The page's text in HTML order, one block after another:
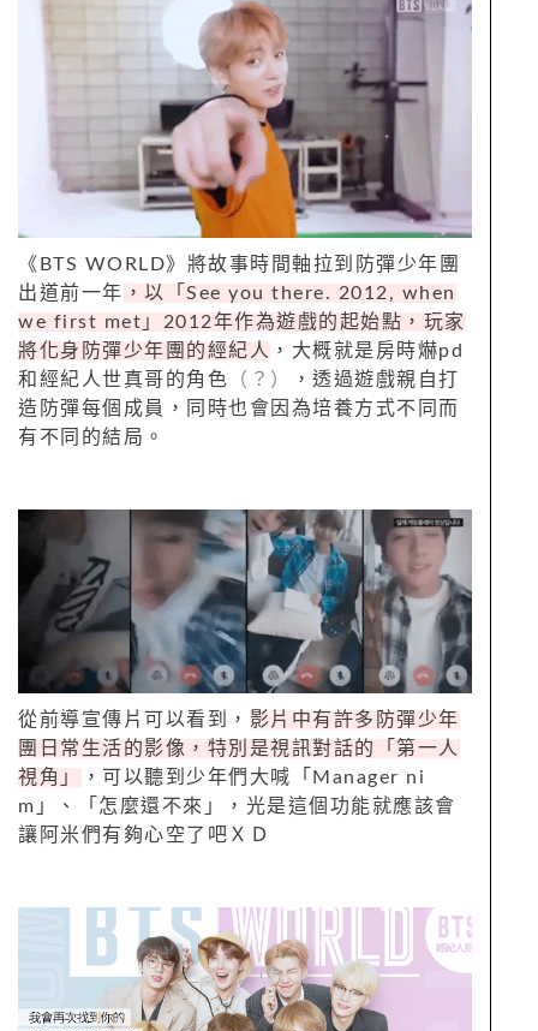
《 BTS WORLD》將故事時間軸拉到防彈少年團
出道前一年 ，以「See you there. 2012, when
we first met」2012年作為遊戲的起始點，玩家
將化身防彈少年團的經紀人 ，大概就是房時爀pd
和經紀人世真哥的角色 （？）
，透過遊戲親自打
造防彈每個成員，同時也會因為培養方式不同而
有不同的結局。
從前導宣傳片可以看到， 影片中有許多防彈少年
團日常生活的影像，特別是視訊對話的「第一人
視角」
，可以聽到少年們大喊「 Manager ni
m 」、「怎麼還不來」，光是這個功能就應該會
讓阿米們有夠心空了吧ＸＤ